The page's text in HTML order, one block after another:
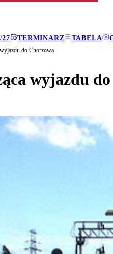
27 TERMINARZ TABELA
do Chorzowa
wyjazdu